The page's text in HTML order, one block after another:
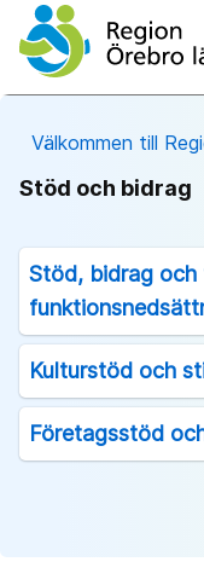
Välkommen till
Stöd och bidrag
Stöd, bidrag
Kulturstöd och
Företagsstöd